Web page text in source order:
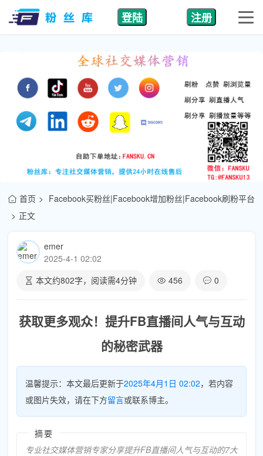
登陆 注册
首页
Facebook买粉丝|Facebook增加粉丝|Facebook刷粉平台
正文
emer
2025-4-1 02:02
本文约802字，阅读需4分钟 456 0
获取更多观众！提升FB直播间人气与互动
的秘密武器
温馨提示：本文最后更新于2025年4月1日 02:02，若内容
或图片失效，请在下方留言或联系博主。
摘要
专业社交媒体营销专家分享提升FB直播间人气与互动的7大